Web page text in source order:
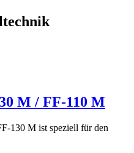
M / FF-110 M
130 M ist speziell für den